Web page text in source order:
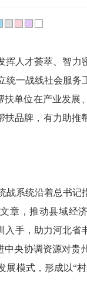
挥人才荟萃、智力
统一战线社会服务
单位在产业发展
扶品牌，有力助推
战系统沿着总书记
章，推动县域经
手，助力河北省
央协调资源对贵
展模式，形成以“